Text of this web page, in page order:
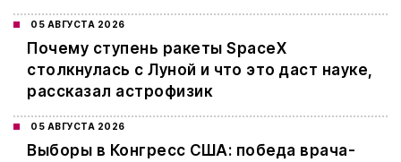
05 АВГУСТА 2026
Почему ступень ракеты SpaceX
столкнулась с Луной и что это даст науке,
рассказал астрофизик
05 АВГУСТА 2026
Выборы в Конгресс США: победа врача-